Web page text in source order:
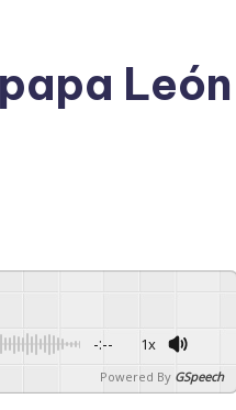
León
-:-- 1x
Powered By GSpeech